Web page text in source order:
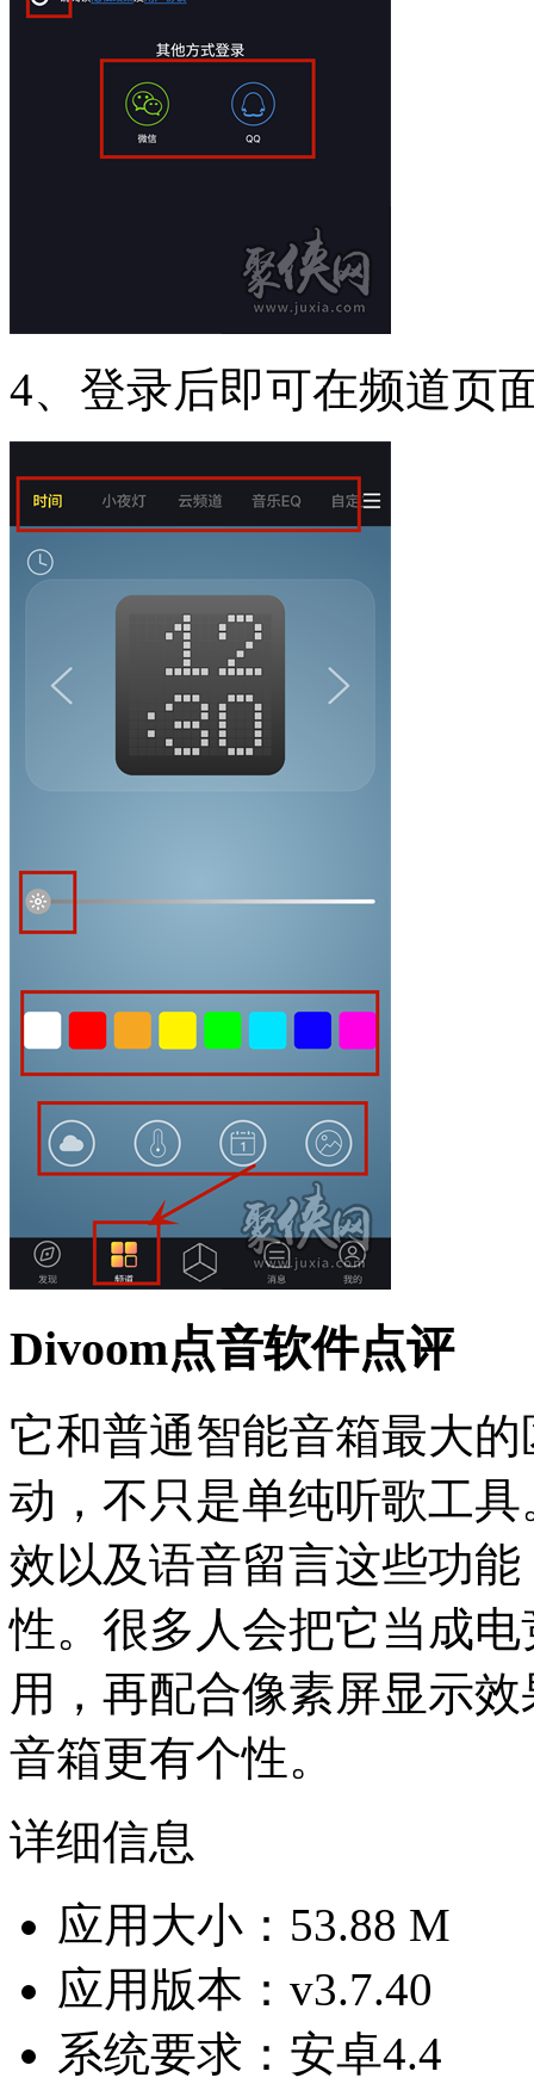
4、登录后即可在频道页
Divoom点音软件点评
它和普通智能音箱最大
动，不只是单纯听歌工
效以及语音留言这些功
性。很多人会把它当成
用，再配合像素屏显示
音箱更有个性。
详细信息
应用大小：53.88 M
应用版本：v3.7.40
系统要求：安卓4.4